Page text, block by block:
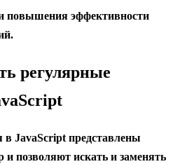
повышения эффективности
регулярные
JavaScript представлены
и позволяют искать и заменять